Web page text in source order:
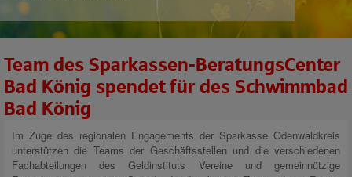
Team des Sparkassen-BeratungsCenter
Bad König spendet für des Schwimmbad
Bad König
Im Zuge des regionalen Engagements der Sparkasse Odenwaldkreis
unterstützen die Teams der Geschäftsstellen und die verschiedenen
Fachabteilungen des Geldinstituts Vereine und gemeinnützige